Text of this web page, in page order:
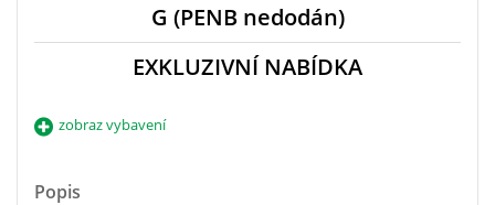
G (PENB nedodán)
EXKLUZIVNÍ NABÍDKA
zobraz vybavení
Popis